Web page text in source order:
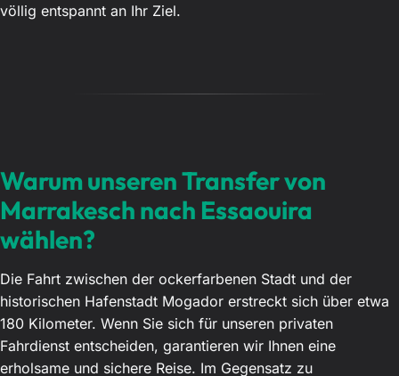
völlig entspannt an Ihr Ziel.
Warum unseren Transfer von
Marrakesch nach Essaouira
wählen?
Die Fahrt zwischen der ockerfarbenen Stadt und der
historischen Hafenstadt Mogador erstreckt sich über etwa
180 Kilometer. Wenn Sie sich für unseren privaten
Fahrdienst entscheiden, garantieren wir Ihnen eine
erholsame und sichere Reise. Im Gegensatz zu